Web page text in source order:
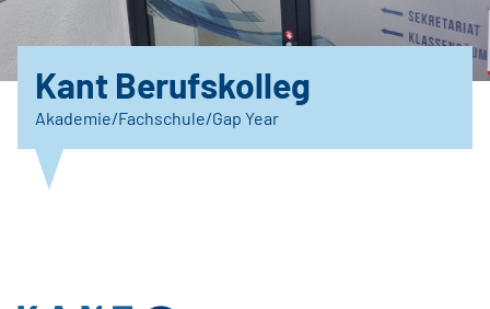
Kant Berufskolleg
Akademie/Fachschule/Gap Year